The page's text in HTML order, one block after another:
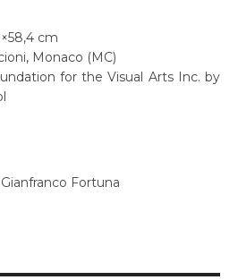
cm
Monaco (MC)
for the Visual Arts Inc. by
Fortuna